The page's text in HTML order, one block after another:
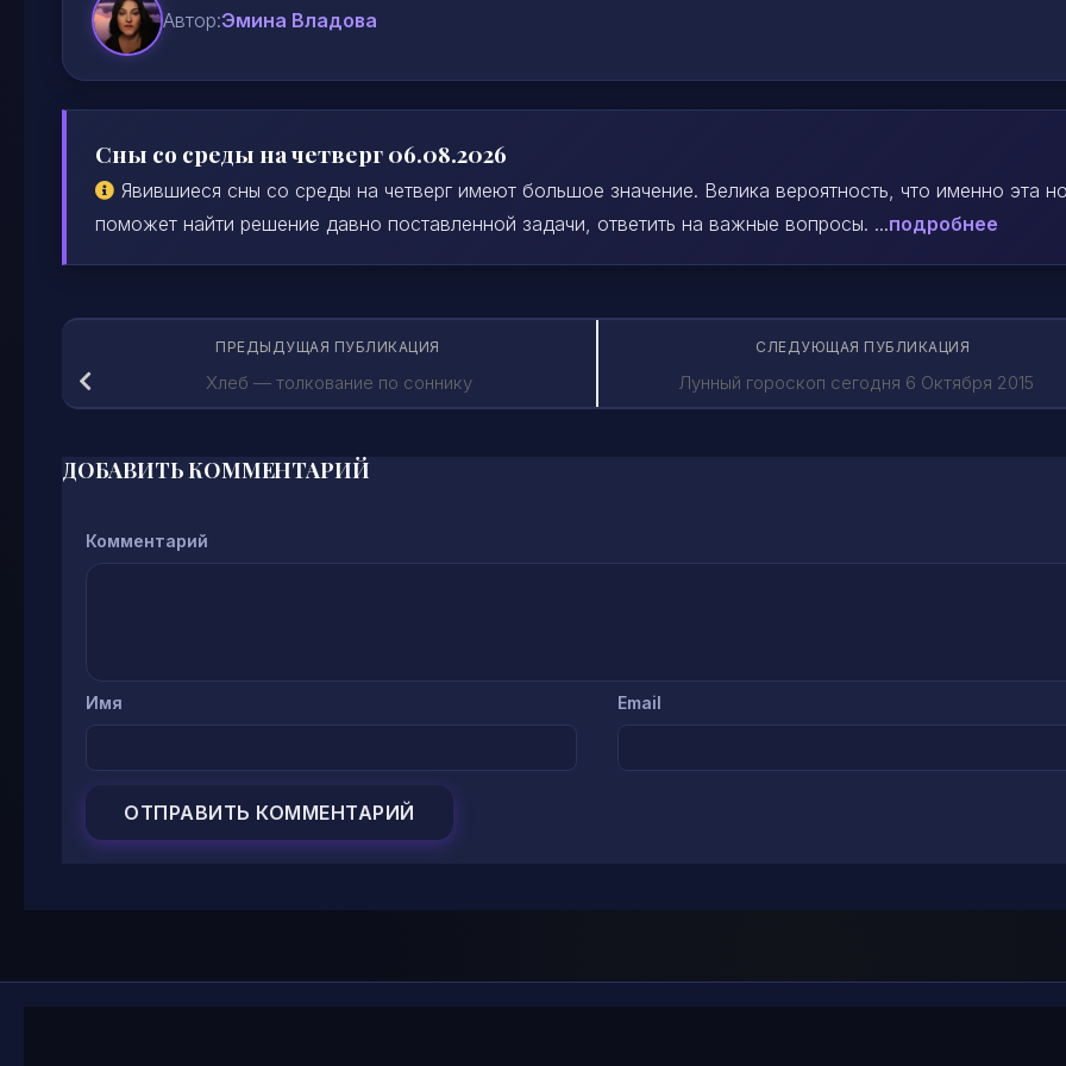
Автор:Эмина Владова
Сны со среды на четверг 06.08.2026
Явившиеся сны со среды на четверг имеют большое значение. Велика вероятность, что именно эта
поможет найти решение давно поставленной задачи, ответить на важные вопросы. ...подробнее
СЛЕДУЮЩАЯ ПУБЛИКАЦИЯ
Лунный гороскоп сегодня 6 Октября 2015
ПРЕДЫДУЩАЯ ПУБЛИКАЦИЯ
Хлеб — толкование по соннику
ДОБАВИТЬ КОММЕНТАРИЙ
Комментарий
Имя Email